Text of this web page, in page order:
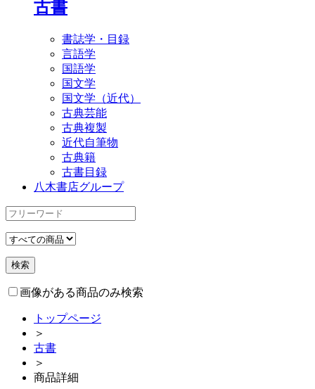
古書
書誌学・目録
言語学
国語学
国文学
国文学（近代）
古典芸能
古典複製
近代自筆物
古典籍
古書目録
八木書店グループ
画像がある商品のみ検索
トップページ
＞
古書
＞
商品詳細